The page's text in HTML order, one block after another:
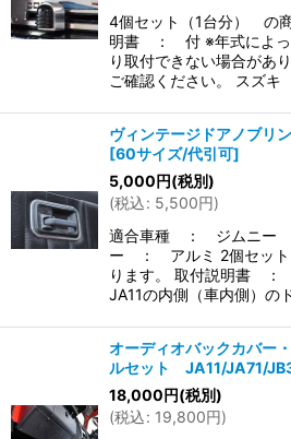
4個セット（1台分） の
明書 ： 付 ※年式によっ
り取付できない場合があ
ご確認ください。 スズ
ヴィンテージドアノブ
[60サイズ/代引可]
5,000円(税別)
(税込: 5,500円)
適合車種 ： ジムニー
ー ： アルミ 2個セット
ります。 取付説明書
JA11の内側（車内側）の
オーディオバックカバー
ルセット JA11/JA71/
18,000円(税別)
(税込: 19,800円)